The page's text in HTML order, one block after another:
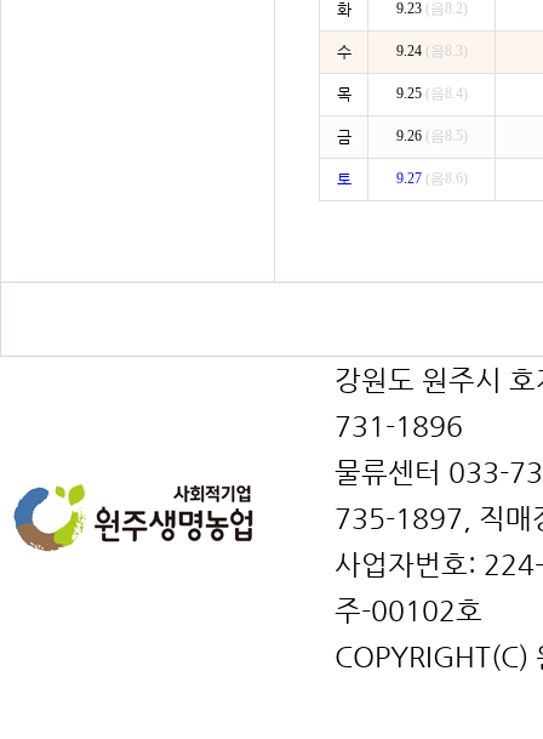
화 9.23 (음8.2)
수 9.24 (음8.3)
목 9.25 (음8.4)
금 9.26 (음8.5)
토 9.27 (음8.6)
강원도 원주시
731-1896
물류센터 033-
735-1897, 직
사업자번호:
주-00102호
COPYRIGHT(C)